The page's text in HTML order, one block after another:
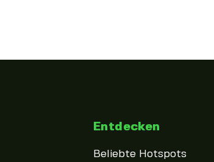
Entdecken
Beliebte Hotspots